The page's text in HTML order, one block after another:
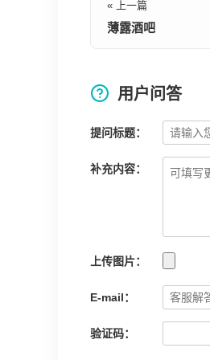
« 上一篇
薄露酒吧
用户问答
提问标题：
补充内容：
上传图片：
E-mail：
验证码：